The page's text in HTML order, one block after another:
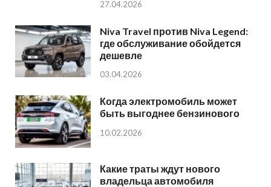
27.04.2026
Niva Travel против Niva Legend:
где обслуживание обойдется
дешевле
03.04.2026
Когда электромобиль может
быть выгоднее бензинового
10.02.2026
Какие траты ждут нового
владельца автомобиля